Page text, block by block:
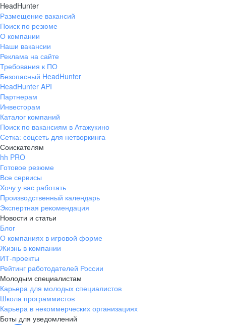
HeadHunter
Размещение вакансий
Поиск по резюме
О компании
Наши вакансии
Реклама на сайте
Требования к ПО
Безопасный HeadHunter
HeadHunter API
Партнерам
Инвесторам
Каталог компаний
Поиск по вакансиям в Атажукино
Сетка: соцсеть для нетворкинга
Соискателям
hh PRO
Готовое резюме
Все сервисы
Хочу у вас работать
Производственный календарь
Экспертная рекомендация
Новости и статьи
Блог
О компаниях в игровой форме
Жизнь в компании
ИТ-проекты
Рейтинг работодателей России
Молодым специалистам
Карьера для молодых специалистов
Школа программистов
Карьера в некоммерческих организациях
Боты для уведомлений